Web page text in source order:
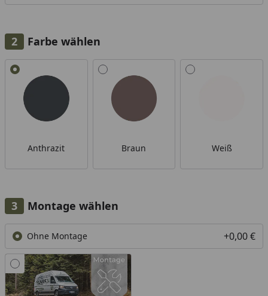
Farbe wählen
Alle anzeigen (3)
Anthrazit Braun Weiß
Montage wählen
Ohne Montage +0,00 €